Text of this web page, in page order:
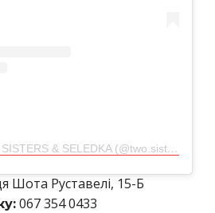
Публикация от TWO SISTERS & SELEDKA (@two.sisters.seledka)
Шота Руставелі, 15-Б
067 354 0433